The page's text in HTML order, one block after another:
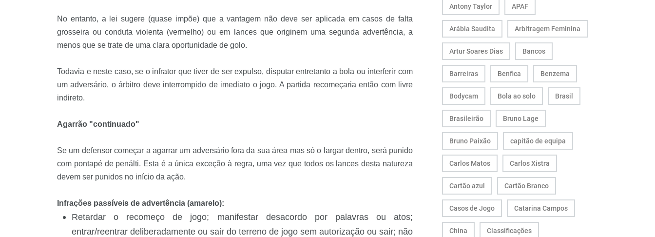
No entanto, a lei sugere (quase impõe) que a vantagem não deve ser aplicada em casos de falta
grosseira ou conduta violenta (vermelho) ou em lances que originem uma segunda advertência, a
menos que se trate de uma clara oportunidade de golo.
Todavia e neste caso, se o infrator que tiver de ser expulso, disputar entretanto a bola ou interferir com
um adversário, o árbitro deve interrompido de imediato o jogo. A partida recomeçaria então com livre
indireto.
Agarrão "continuado"
Se um defensor começar a agarrar um adversário fora da sua área mas só o largar dentro, será punido
com pontapé de penálti. Esta é a única exceção à regra, uma vez que todos os lances desta natureza
devem ser punidos no início da ação.
Infrações passíveis de advertência (amarelo):
Retardar o recomeço de jogo; manifestar desacordo por palavras ou atos;
entrar/reentrar deliberadamente ou sair do terreno de jogo sem autorização ou sair; não
Antony Taylor APAF
Arábia Saudita Arbitragem Feminina
Artur Soares Dias Bancos
Barreiras Benfica Benzema
Bodycam Bola ao solo Brasil
Brasileirão Bruno Lage
Bruno Paixão capitão de equipa
Carlos Matos Carlos Xistra
Cartão azul Cartão Branco
Casos de Jogo Catarina Campos
China Classificações